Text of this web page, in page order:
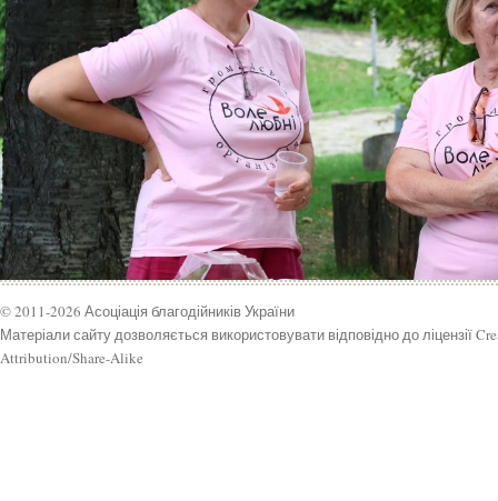
© 2011-2026 Асоціація благодійників України
Матеріали сайту дозволяється використовувати відповідно до ліцензії
Attribution/Share-Alike